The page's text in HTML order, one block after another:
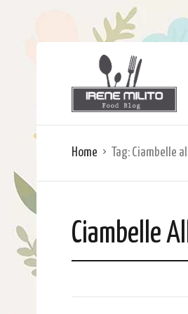
Home Tag: Ciambelle
Ciambelle